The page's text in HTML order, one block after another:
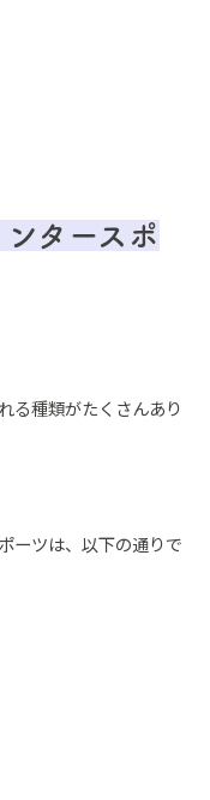
タースポ
る種類がたくさんあり
ーツは、以下の通りで